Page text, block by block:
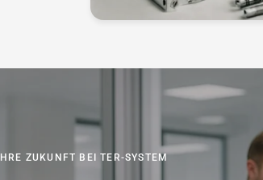
IHRE ZUKUNFT BEI TER-SYSTEM